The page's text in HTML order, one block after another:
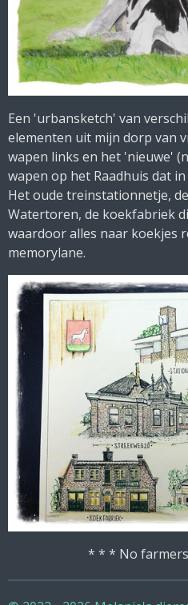
Een 'urbansketch' van
elementen uit mijn dorp van
wapen links en het 'nieuwe'
wapen op het Raadhuis dat
Het oude treinstationnetje,
Watertoren, de koekfabriek
waardoor alles naar koekjes
memorylane.
* * * No